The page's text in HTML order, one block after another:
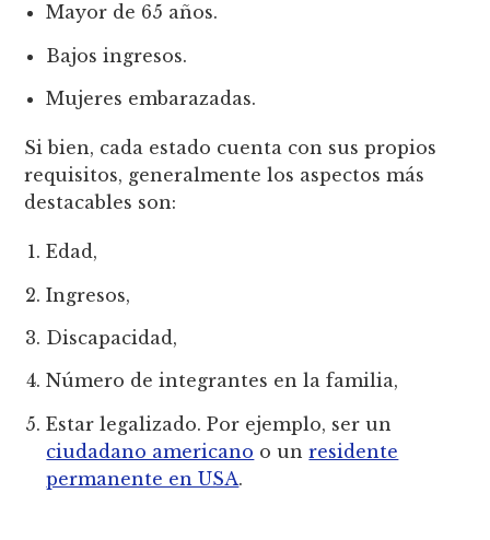
Mayor de 65 años.
Bajos ingresos.
Mujeres embarazadas.
Si bien, cada estado cuenta con sus propios
requisitos, generalmente los aspectos más
destacables son:
Edad,
Ingresos,
Discapacidad,
Número de integrantes en la familia,
Estar legalizado. Por ejemplo, ser un
ciudadano americano o unresidente
permanente en USA.